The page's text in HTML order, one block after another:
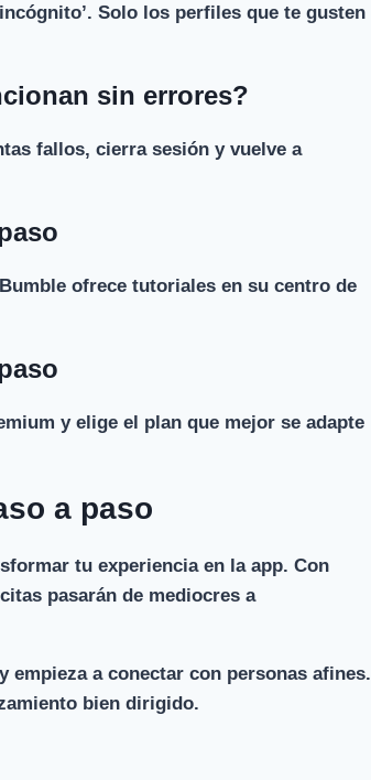
Solo los perfiles que te gusten
sin errores?
fallos, cierra sesión y vuelve a
ofrece tutoriales en su centro de
y elige el plan que mejor se adapte
a paso
tu experiencia en la app. Con
pasarán de mediocres a
empieza a conectar con personas afines.
bien dirigido.